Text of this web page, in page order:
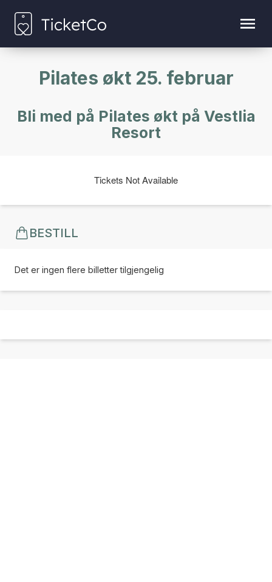
Pilates økt 25. februar
Bli med på Pilates økt på Vestlia
Resort
Tickets Not Available
BESTILL
Det er ingen flere billetter tilgjengelig